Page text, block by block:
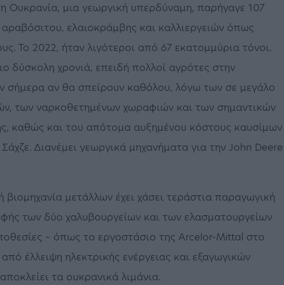
Ουκρανία, μια γεωργική υπερδύναμη, παρήγαγε 107
ελαιοκράμβης και καλλιεργειών όπως
Το 2022, ήταν λιγότεροι από 67 εκατομμύρια τόνοι.
δύσκολη χρονιά, επειδή πολλοί αγρότες στην
σήμερα αν θα σπείρουν καθόλου, λόγω των σε μεγάλο
των ναρκοθετημένων χωραφιών και των σημαντικών
καθώς και του απότομα αυξημένου κόστους καυσίμων
Διανέμει γεωργικά μηχανήματα για την John Deere
μετάλλων έχει χάσει τεράστια παραγωγική
των δύο χαλυβουργείων και των ελασματουργείων
– όπως το εργοστάσιο της Arcelor-Mittal στο
έλλειψη ηλεκτρικής ενέργειας και εξαγωγικών
τα ουκρανικά λιμάνια.